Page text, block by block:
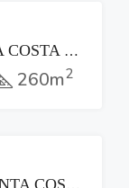
VENTA RESIDENCIA DE PLAYA COSTA DEL SOL
260m2
RESIDENCIA DE PLAYA EN VENTA COSTA DEL SOL